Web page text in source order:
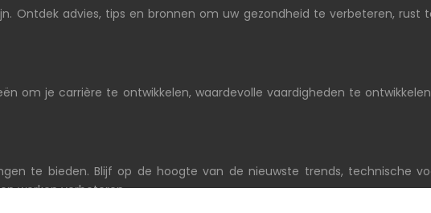
Ontdek advies, tips en bronnen om uw gezondheid te verbeteren,
om je carrière te ontwikkelen, waardevolle vaardigheden te
te bieden. Blijf op de hoogte van de nieuwste trends, technische
werken verbeteren.